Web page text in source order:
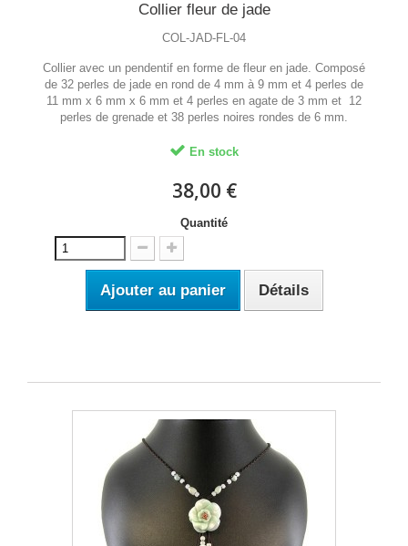
Collier fleur de jade
COL-JAD-FL-04
Collier avec un pendentif en forme de fleur en jade. Composé
de 32 perles de jade en rond de 4 mm à 9 mm et 4 perles de
11 mm x 6 mm x 6 mm et 4 perles en agate de 3 mm et 12
perles de grenade et 38 perles noires rondes de 6 mm.
En stock
38,00 €
Quantité
Ajouter au panier Détails